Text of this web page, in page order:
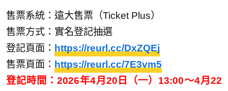
售票系統：遠大售票（Ticket Plus）
售票方式：實名登記抽選
登記頁面： https://reurl.cc/DxZQEj
售票頁面： https://reurl.cc/7E3vm5
登記時間：2026年4月20日（一）13:00～4月22